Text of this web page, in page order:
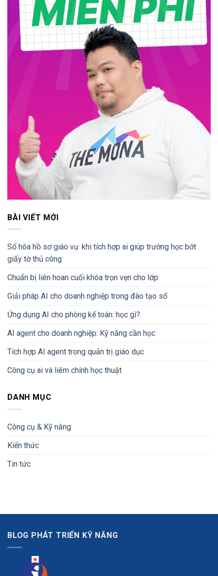
BÀI VIẾT MỚI
Số hóa hồ sơ giáo vụ: khi tích hợp ai giúp trường học bớt
giấy tờ thủ công
Chuẩn bị liên hoan cuối khóa trọn vẹn cho lớp
Giải pháp AI cho doanh nghiệp trong đào tạo số
Ứng dụng AI cho phòng kế toán: học gì?
AI agent cho doanh nghiệp: Kỹ năng cần học
Tích hợp AI agent trong quản trị giáo dục
Công cụ ai và liêm chính học thuật
DANH MỤC
Công cụ & Kỹ năng
Kiến thức
Tin tức
BLOG PHÁT TRIỂN KỸ NĂNG